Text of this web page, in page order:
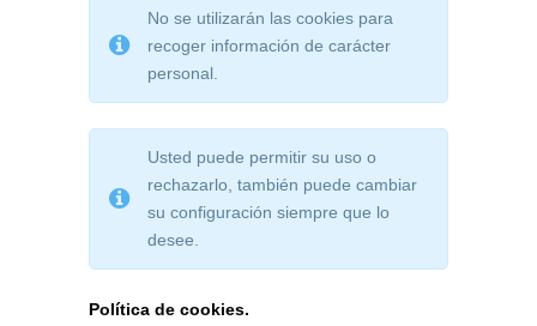
No se utilizarán las cookies para
recoger información de carácter
personal.
Usted puede permitir su uso o
rechazarlo, también puede cambiar
su configuración siempre que lo
desee.
Política de cookies.